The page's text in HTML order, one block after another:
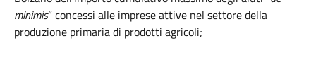
minimis” concessi alle imprese attive nel settore della
produzione primaria di prodotti agricoli;